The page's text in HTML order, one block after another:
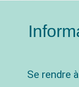
Se rendre